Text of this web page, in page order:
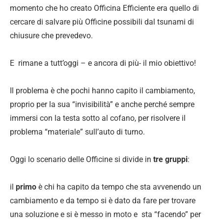
momento che ho creato Officina Efficiente era quello di
cercare di salvare più Officine possibili dal tsunami di
chiusure che prevedevo.
E rimane a tutt’oggi – e ancora di più- il mio obiettivo!
Il problema è che pochi hanno capito il cambiamento,
proprio per la sua “invisibilità” e anche perché sempre
immersi con la testa sotto al cofano, per risolvere il
problema “materiale” sull’auto di turno.
Oggi lo scenario delle Officine si divide in tre gruppi:
il primo è chi ha capito da tempo che sta avvenendo un
cambiamento e da tempo si è dato da fare per trovare
una soluzione e si è messo in moto e sta “facendo” per